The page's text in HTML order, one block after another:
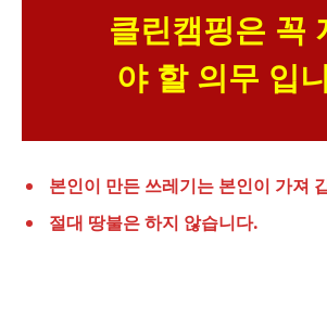
클린캠핑은 꼭
야 할 의무 입
본인이 만든 쓰레기는 본인이 가져
절대 땅불은 하지 않습니다.